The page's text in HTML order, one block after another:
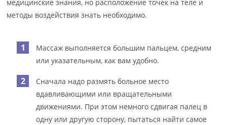
медицинские знания, но расположение точек на теле и
методы воздействия знать необходимо.
Массаж выполняется большим пальцем, средним
или указательным, как вам удобно.
Сначала надо размять больное место
вдавливающими или вращательными
движениями. При этом немного сдвигая палец в
одну или другую сторону, пытаться найти самое